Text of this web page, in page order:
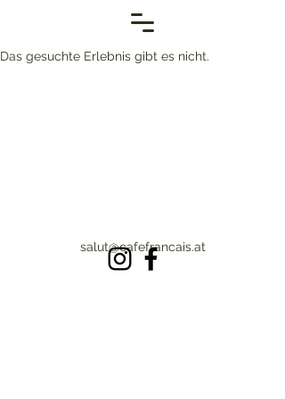
Das gesuchte Erlebnis gibt es nicht.
salut@cafefrancais.at